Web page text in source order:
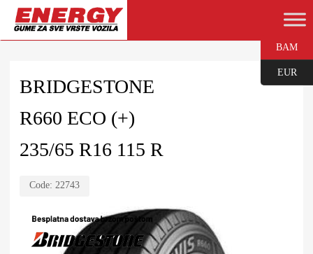
BRIDGESTONE
R660 ECO (+)
235/65 R16 115 R
Code: 22743
BAM
EUR